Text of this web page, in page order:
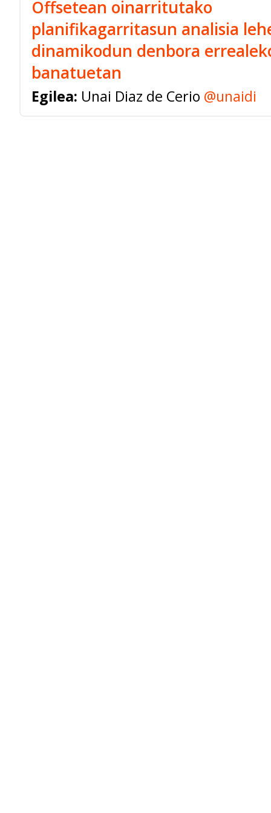
Offsetean oinarritutako
planifikagarritasun analisia
dinamikodun denbora
banatuetan
Egilea: Unai Diaz de Cerio @unaidi